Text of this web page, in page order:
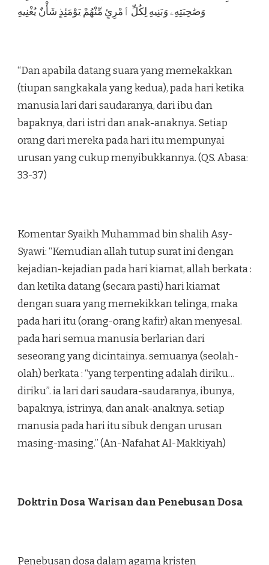
وَصَٰحِبَتِهِۦ وَبَنِيهِ لِكُلِّ ٱمْرِئٍ مِّنْهُمْ يَوْمَئِذٍ شَأْنٌ يُغْنِيهِ
“Dan apabila datang suara yang memekakkan
(tiupan sangkakala yang kedua), pada hari ketika
manusia lari dari saudaranya, dari ibu dan
bapaknya, dari istri dan anak-anaknya. Setiap
orang dari mereka pada hari itu mempunyai
urusan yang cukup menyibukkannya. (QS. Abasa:
33-37)
Komentar Syaikh Muhammad bin shalih Asy-
Syawi: “Kemudian allah tutup surat ini dengan
kejadian-kejadian pada hari kiamat, allah berkata :
dan ketika datang (secara pasti) hari kiamat
dengan suara yang memekikkan telinga, maka
pada hari itu (orang-orang kafir) akan menyesal.
pada hari semua manusia berlarian dari
seseorang yang dicintainya. semuanya (seolah-
olah) berkata : “yang terpenting adalah diriku…
diriku”. ia lari dari saudara-saudaranya, ibunya,
bapaknya, istrinya, dan anak-anaknya. setiap
manusia pada hari itu sibuk dengan urusan
masing-masing.” (An-Nafahat Al-Makkiyah)
Doktrin Dosa Warisan dan Penebusan Dosa
Penebusan dosa dalam agama kristen